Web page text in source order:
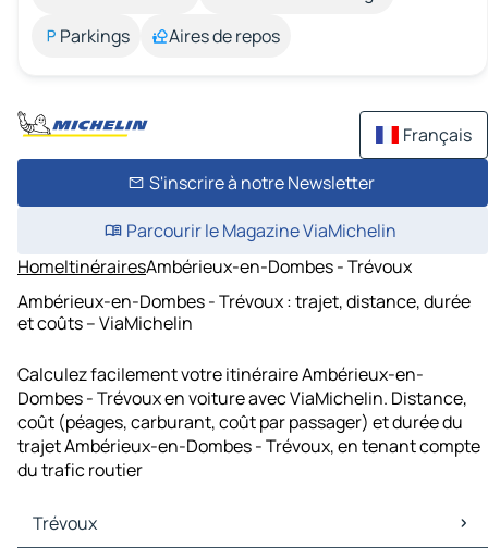
Parkings
Aires de repos
Français
S'inscrire à notre Newsletter
Parcourir le Magazine ViaMichelin
HomeItinérairesAmbérieux-en-Dombes - Trévoux
Ambérieux-en-Dombes - Trévoux : trajet, distance, durée
et coûts – ViaMichelin
Calculez facilement votre itinéraire Ambérieux-en-
Dombes - Trévoux en voiture avec ViaMichelin. Distance,
coût (péages, carburant, coût par passager) et durée du
trajet Ambérieux-en-Dombes - Trévoux, en tenant compte
du trafic routier
Trévoux